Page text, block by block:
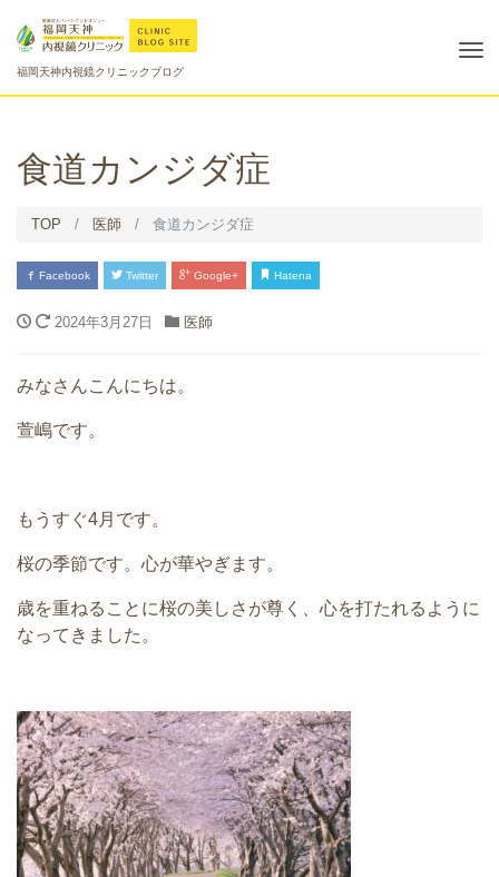
福岡天神内視鏡クリニックブログ
食道カンジダ症
TOP 医師 食道カンジダ症
Facebook Twitter Google+ Hatena
2024年3月27日 医師
みなさんこんにちは。
萱嶋です。
もうすぐ4月です。
桜の季節です。心が華やぎます。
歳を重ねることに桜の美しさが尊く、心を打たれるように
なってきました。